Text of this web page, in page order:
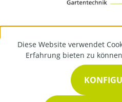
Diese Website verwendet
Erfahrung bieten zu